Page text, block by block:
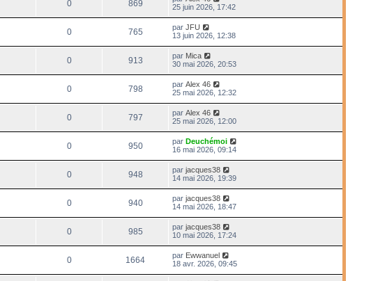
0 869
25 juin 2026, 17:42
0 765 parJFU
13 juin 2026, 12:38
0 913 par Mica
30 mai 2026, 20:53
0 798 parAlex 46
25 mai 2026, 12:32
0 797 parAlex 46
25 mai 2026, 12:00
0 950 parDeuchémoi
16 mai 2026, 09:14
0 948 parjacques38
14 mai 2026, 19:39
0 940 parjacques38
14 mai 2026, 18:47
0 985 parjacques38
10 mai 2026, 17:24
0 1664 par Ewwanuel
18 avr. 2026, 09:45